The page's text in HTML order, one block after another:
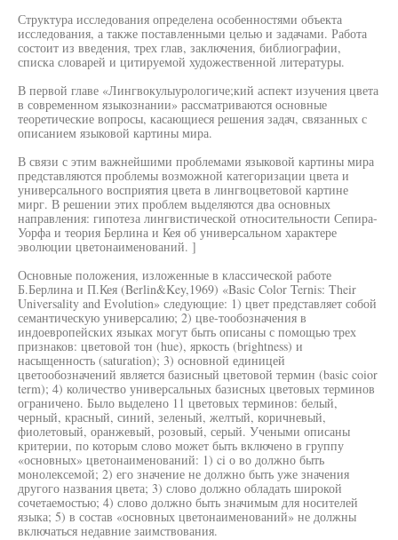
Структура исследования определена особенностями объекта
исследования, а также поставленными целью и задачами. Работа
состоит из введения, трех глав, заключения, библиографии,
списка словарей и цитируемой художественной литературы.
В первой главе «Лингвокулыурологиче;кий аспект изучения цвета
в современном языкознании» рассматриваются основные
теоретические вопросы, касающиеся решения задач, связанных с
описанием языковой картины мира.
В связи с этим важнейшими проблемами языковой картины мира
представляются проблемы возможной категоризации цвета и
универсального восприятия цвета в лингвоцветовой картине
мирг. В решении этих проблем выделяются два основных
направления: гипотеза лингвистической относительности Сепира-
Уорфа и теория Берлина и Кея об универсальном характере
эволюции цветонаименований. ]
Основные положения, изложенные в классической работе
Б.Берлина и П.Кея (Berlin&Key,1969) «Basic Color Ternis: Their
Universality and Evolution» следующие: 1) цвет представляет собой
семантическую универсалию; 2) цве-тообозначения в
индоевропейских языках могут быть описаны с помощью трех
признаков: цветовой тон (hue), яркость (brightness) и
насыщенность (saturation); 3) основной единицей
цветообозначений является базисный цветовой термин (basic coior
term); 4) количество универсальных базисных цветовых терминов
ограничено. Было выделено 11 цветовых терминов: белый,
черный, красный, синий, зеленый, желтый, коричневый,
фиолетовый, оранжевый, розовый, серый. Учеными описаны
критерии, по которым слово может быть включено в группу
«основных» цветонаименований: 1) ci о во должно быть
монолексемой; 2) его значение не должно быть уже значения
другого названия цвета; 3) слово должно обладать широкой
сочетаемостью; 4) слово должно быть значимым для носителей
языка; 5) в состав «основных цветонаименований» не должны
включаться недавние заимствования.